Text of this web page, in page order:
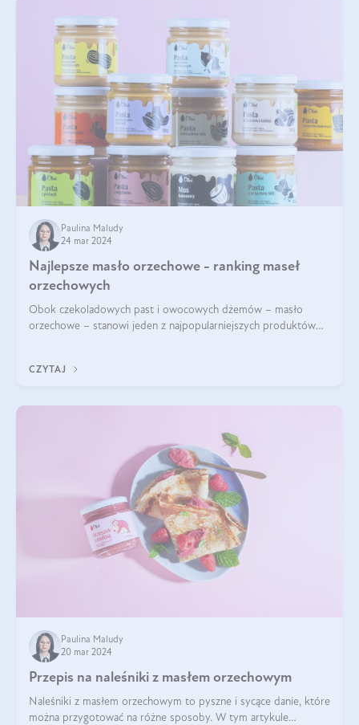
Paulina Maludy
24 mar 2024
Najlepsze masło orzechowe - ranking maseł
orzechowych
Obok czekoladowych past i owocowych dżemów – masło
orzechowe – stanowi jeden z najpopularniejszych produktów
CZYTAJ
Paulina Maludy
20 mar 2024
Przepis na naleśniki z masłem orzechowym
Naleśniki z masłem orzechowym to pyszne i sycące danie, które
można przygotować na różne sposoby. W tym artykule